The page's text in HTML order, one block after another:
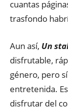
cuantas
trasfondo
Aun así, Un
disfrutable,
género, pero
entretenida.
disfrutar del